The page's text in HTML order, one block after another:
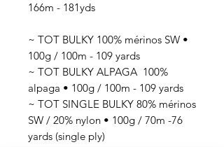
166m - 181yds
~ TOT BULKY 100% mérinos SW •
100g / 100m - 109 yards
~ TOT BULKY ALPAGA 100%
alpaga • 100g / 100m - 109 yards
~ TOT SINGLE BULKY 80% mérinos
SW / 20% nylon • 100g / 70m -76
yards (single ply)